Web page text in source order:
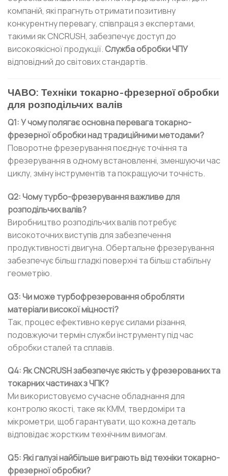
компаній, які прагнуть отримати позитивну
конкурентну перевагу, співпраця з експертами,
такими як CNCRUSH, забезпечує доступ до
високоякісної продукції.Служба обробки ЧПУ
відповідний до світових стандартів.
ЧАВО: Техніки токарно-фрезерної обробки
для розподільчих валів
Q1: У чому полягає основна перевага токарно-
фрезерної обробки над традиційними методами?
Поворотне фрезерування поєднує точіння та
фрезерування в одному встановленні, зменшуючи час
циклу, зміну інструментів та покращуючи точність.
Q2: Чому турбо-фрезерування важливе для
розподільчих валів?
Виробництво розподільчих валів потребує
високоточних виступів для забезпечення
продуктивності двигуна. Обертальне фрезерування
забезпечує більш гладкі поверхні та більш стабільну
геометрію.
Q3: Чи може турбофрезеровання обробляти
матеріали високої міцності?
Так, процес ефективно керує силами різання,
подовжуючи термін служби інструменту під час
обробки сталей та сплавів.
Q4: Як CNCRUSH забезпечує якість у фрезерованих та
токарних частинах з ЧПК?
Ми використовуємо сучасне обладнання для
контролю якості, таке як КММ, твердоміри та
мікрометри, щоб гарантувати, що кожна деталь
відповідає жорстким технічним вимогам.
Q5: Які галузі найбільше виграють від техніки токарно-
фрезерної обробки?